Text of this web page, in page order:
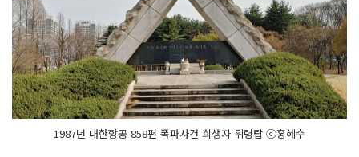
1987년 대한항공 858편 폭파사건 희생자 위령탑 ⓒ홍혜수